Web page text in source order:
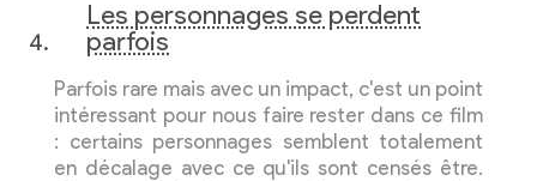
Les personnages se perdent
parfois
Parfois rare mais avec un impact, c'est un point
intéressant pour nous faire rester dans ce film
: certains personnages semblent totalement
en décalage avec ce qu'ils sont censés être.